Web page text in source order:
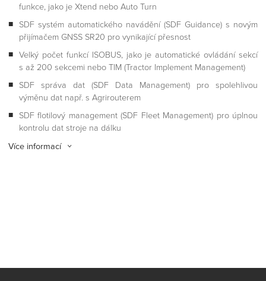
funkce, jako je Xtend nebo Auto Turn
SDF systém automatického navádění (SDF Guidance) s novým
přijímačem GNSS SR20 pro vynikající přesnost
Velký počet funkcí ISOBUS, jako je automatické ovládání sekcí
s až 200 sekcemi nebo TIM (Tractor Implement Management)
SDF správa dat (SDF Data Management) pro spolehlivou
výměnu dat např. s Agrirouterem
SDF flotilový management (SDF Fleet Management) pro úplnou
kontrolu dat stroje na dálku
Více informací